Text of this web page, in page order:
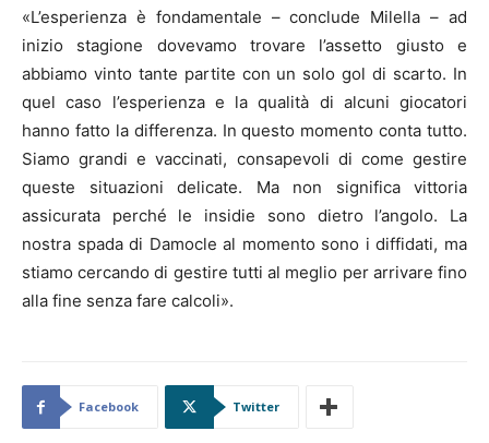
«L’esperienza è fondamentale – conclude Milella – ad
inizio stagione dovevamo trovare l’assetto giusto e
abbiamo vinto tante partite con un solo gol di scarto. In
quel caso l’esperienza e la qualità di alcuni giocatori
hanno fatto la differenza. In questo momento conta tutto.
Siamo grandi e vaccinati, consapevoli di come gestire
queste situazioni delicate. Ma non significa vittoria
assicurata perché le insidie sono dietro l’angolo. La
nostra spada di Damocle al momento sono i diffidati, ma
stiamo cercando di gestire tutti al meglio per arrivare fino
alla fine senza fare calcoli».
Facebook Twitter